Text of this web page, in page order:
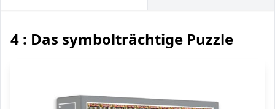
4 : Das symbolträchtige Puzzle